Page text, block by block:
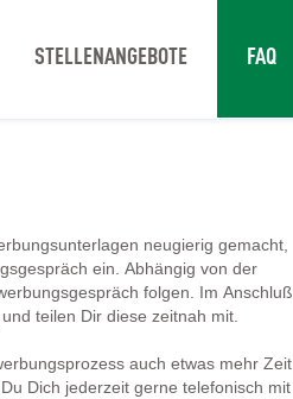
STELLENANGEBOTE FAQ
neugierig gemacht,
ein. Abhängig von der
folgen. Im Anschluß
teilen Dir diese zeitnah mit.
auch etwas mehr Zeit
Dich jederzeit gerne telefonisch mit